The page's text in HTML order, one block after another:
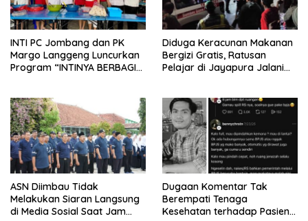
INTI PC Jombang dan PK
Margo Langgeng Luncurkan
Program “INTINYA BERBAGI”,
Diduga Keracunan Makanan
Bergizi Gratis, Ratusan
Pelajar di Jayapura Jalani
ASN Diimbau Tidak
Melakukan Siaran Langsung
di Media Sosial Saat Jam
Dugaan Komentar Tak
Berempati Tenaga
Kesehatan terhadap Pasien